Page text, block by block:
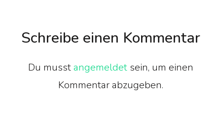
Schreibe einen Kommentar
Du musstangemeldetsein, um einen
Kommentar abzugeben.